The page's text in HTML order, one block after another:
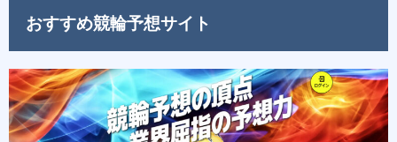
おすすめ競輪予想サイト